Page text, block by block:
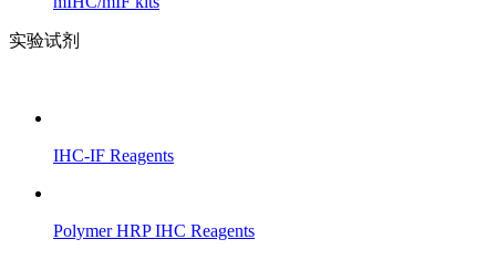
实验试剂
IHC-IF Reagents
Polymer HRP IHC Reagents